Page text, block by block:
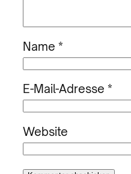
Name *
E-Mail-Adresse *
Website